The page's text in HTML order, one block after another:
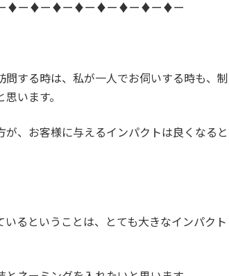
♦ー♦ー♦ー♦ー♦ー♦ー♦ー♦ー
する時は、私が一人でお伺いする時も、制
います。
、お客様に与えるインパクトは良くなると
るということは、とても大きなインパクト